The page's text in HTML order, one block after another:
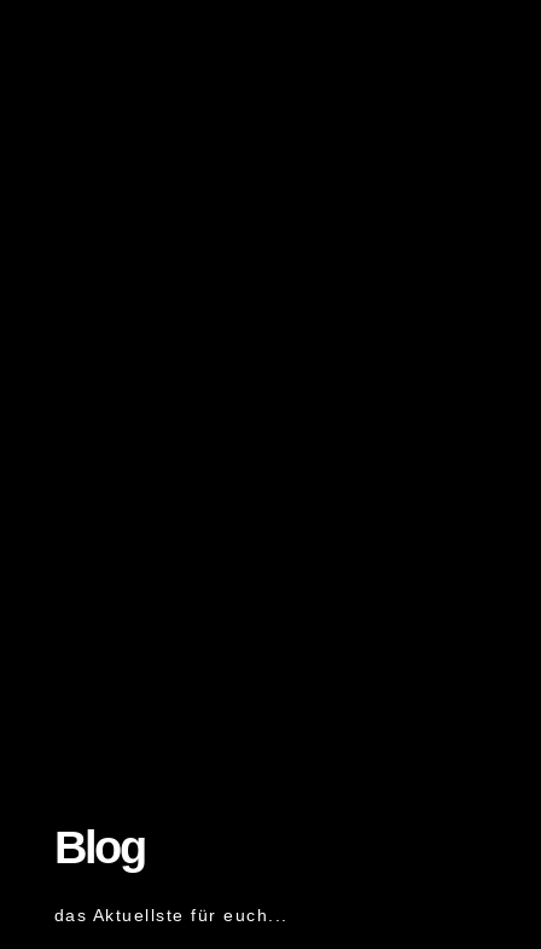
Blog
das Aktuellste für euch...